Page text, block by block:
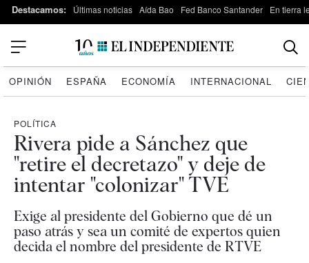
Destacamos: Últimas noticias Aída Bao Fed Banco Santander En tierra
OPINIÓN ESPAÑA ECONOMÍA INTERNACIONAL
POLÍTICA
Rivera pide a Sánchez que
"retire el decretazo" y deje de
intentar "colonizar" TVE
Exige al presidente del Gobierno que dé un
paso atrás y sea un comité de expertos quien
decida el nombre del presidente de RTVE